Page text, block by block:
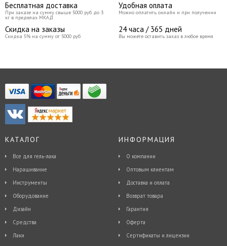
Бесплатная доставка
При заказе на сумму свыше 5000 руб до 3
кг в пределах МКАД
Удобная оплата
Можно оплатить онлайн и при получении
Скидка на заказы
Скидка 5% на сумму от 5000 руб
24 часа / 365 дней
Вы можете оставить заказ в любое время
КАТАЛОГ
Все для гель-лака
Наращивание
Инструменты
Оборудование
Дизайн
Средства
Лаки
ИНФОРМАЦИЯ
О компании
Оптовым клиентам
Доставка и оплата
Возврат товара
Гарантия
Оферта
Сертификаты и лицензии